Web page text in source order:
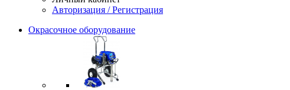
Авторизация / Регистрация
Окрасочное оборудование